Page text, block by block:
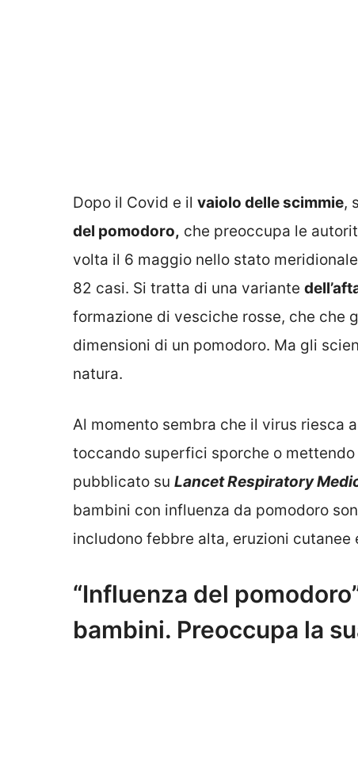
Dopo il Covid e il vaiolo delle scimmie,
del pomodoro, che preoccupa le
volta il 6 maggio nello stato
82 casi. Si tratta di una variante
formazione di vesciche rosse, che che
dimensioni di un pomodoro. Ma gli
natura.
Al momento sembra che il virus
toccando superfici sporche o
pubblicato su Lancet Respiratory
bambini con influenza da pomodoro
includono febbre alta, eruzioni
“Influenza del
bambini. Preoccupa la